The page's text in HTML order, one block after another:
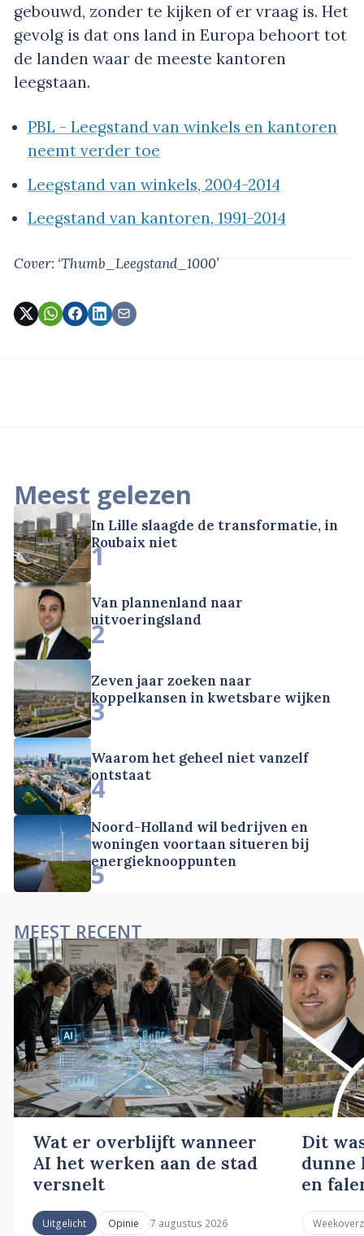
gebouwd, zonder te kijken of er vraag is. Het
gevolg is dat ons land in Europa behoort tot
de landen waar de meeste kantoren
leegstaan.
PBL - Leegstand van winkels en kantoren
neemt verder toe
Leegstand van winkels, 2004-2014
Leegstand van kantoren, 1991-2014
Cover: ‘Thumb_Leegstand_1000’
Meest gelezen
In Lille slaagde de transformatie, in
Roubaix niet
1
Van plannenland naar
uitvoeringsland
2
Zeven jaar zoeken naar
koppelkansen in kwetsbare wijken
3
Waarom het geheel niet vanzelf
ontstaat
4
Noord-Holland wil bedrijven en
woningen voortaan situeren bij
energieknooppunten
5
MEEST RECENT
Wat er overblijft wanneer
AI het werken aan de stad
versnelt
Uitgelicht Opinie 7 augustus 2026
Dit
dunne
en